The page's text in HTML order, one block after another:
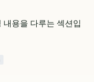
용을 다루는 섹션입